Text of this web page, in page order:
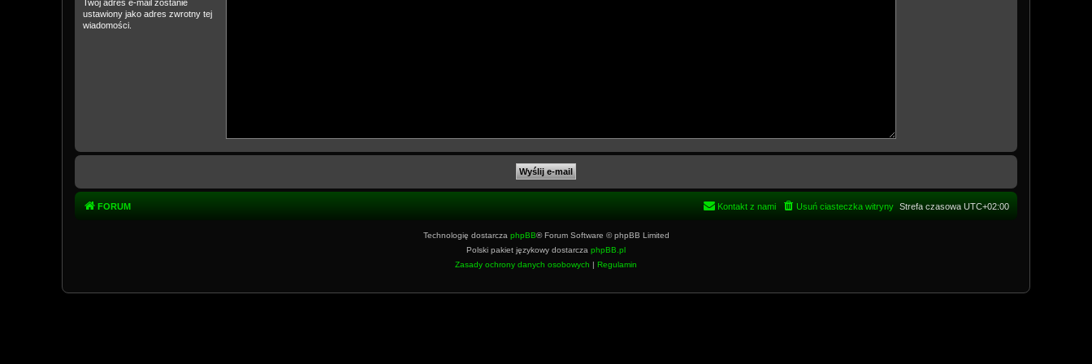
Twój adres e-mail zostanie
ustawiony jako adres zwrotny tej
wiadomości.
FORUM Strefa czasowa UTC+02:00
Usuń ciasteczka witryny
Kontakt z nami
Technologię dostarcza phpBB® Forum Software © phpBB Limited
Polski pakiet językowy dostarcza phpBB.pl
Zasady ochrony danych osobowych | Regulamin